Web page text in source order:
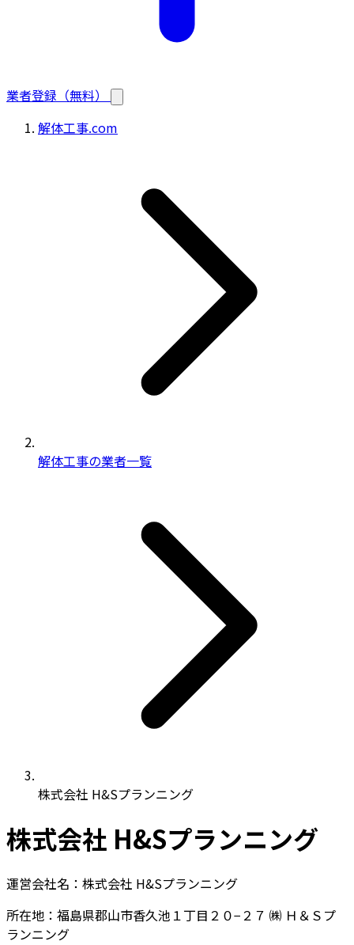
業者登録（無料）
解体工事.com
解体工事の業者一覧
株式会社 H&Sプランニング
株式会社 H&Sプランニング
運営会社名：株式会社 H&Sプランニング
所在地：福島県郡山市香久池１丁目２０−２７ ㈱ Ｈ＆Ｓプ
ランニング